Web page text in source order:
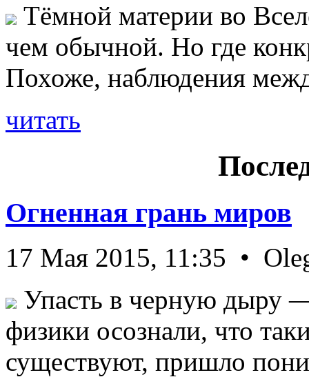
Тёмной материи во
чем обычной. Но где
Похоже, наблюдения
читать
Огненная грань миров
17 Мая 2015, 11:35 •
Упасть в черную дыру
физики осознали, что
существуют, пришло